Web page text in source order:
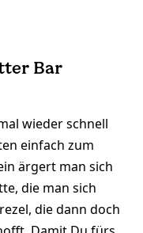
Bar
wieder schnell
einfach zum
ärgert man sich
die man sich
die dann doch